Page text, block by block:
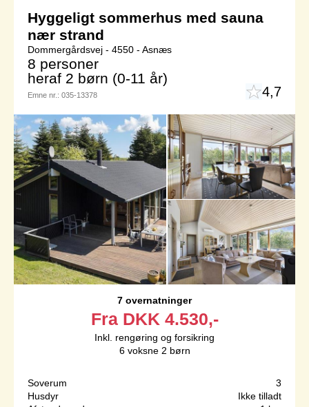
Hyggeligt sommerhus med sauna
nær strand
Dommergårdsvej - 4550 - Asnæs
8 personer
heraf 2 børn (0-11 år)
Emne nr.: 035-13378 4,7
7 overnatninger
Fra DKK 4.530,-
Inkl. rengøring og forsikring
6 voksne 2 børn
Soverum
3
Husdyr
Ikke tilladt